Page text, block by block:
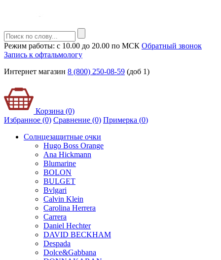
Режим работы: с 10.00 до 20.00 по МСК Обратный звонок
Запись к офтальмологу
Интернет магазин 8 (800) 250-08-59 (доб 1)
Корзина (0)
Избранное (0) Сравнение (0) Примерка (0)
Солнцезащитные очки
Hugo Boss Orange
Ana Hickmann
Blumarine
BOLON
BULGET
Bvlgari
Calvin Klein
Carolina Herrera
Carrera
Daniel Hechter
DAVID BECKHAM
Despada
Dolce&Gabbana